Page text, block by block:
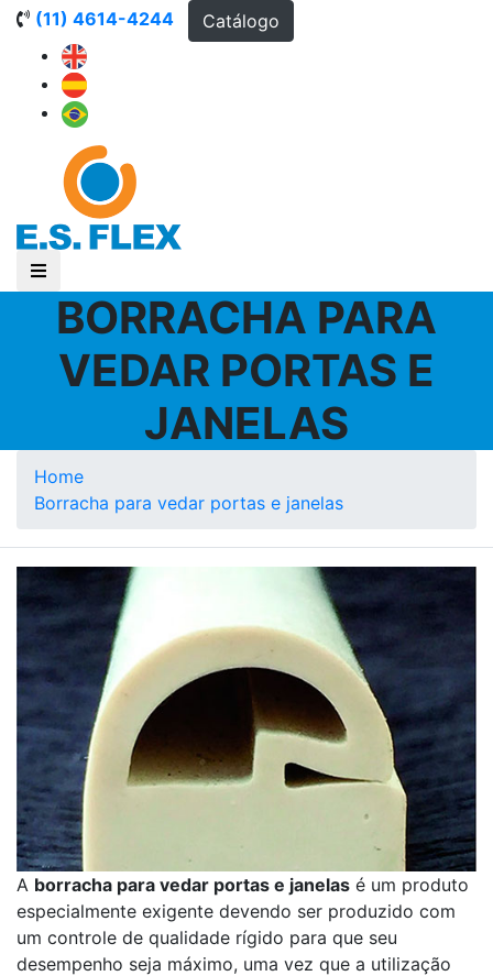
(11) 4614-4244 Catálogo
BORRACHA PARA
VEDAR PORTAS E
JANELAS
Home
Borracha para vedar portas e janelas
A borracha para vedar portas e janelas é um produto
especialmente exigente devendo ser produzido com
um controle de qualidade rígido para que seu
desempenho seja máximo, uma vez que a utilização